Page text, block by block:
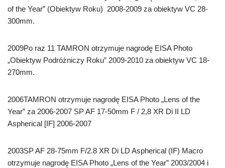
of the Year” (Obiektyw Roku) 2008-2009 za obiektyw VC 28-
300mm.
2009Po raz 11 TAMRON otrzymuje nagrodę EISA Photo
„Obiektyw Podróżniczy Roku” 2009-2010 za obiektyw VC 18-
270mm.
2006TAMRON otrzymuje nagrodę EISA Photo „Lens of the
Year” za 2006-2007 SP AF 17-50mm F / 2,8 XR Di II LD
Aspherical [IF] 2006-2007
2003SP AF 28-75mm F/2.8 XR Di LD Aspherical (IF) Macro
otrzymuje nagrodę EISA Photo „Lens of the Year” 2003/2004 i